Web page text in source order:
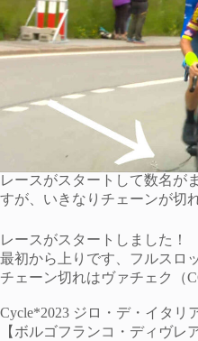
レースがスタートして数名が
すが、いきなりチェーンが切
レースがスタートしました！
最初から上りです、フルスロ
チェーン切れはヴァチェク（
Cycle*2023 ジロ・デ・イタリ
【ボルゴフランコ・ディヴレ